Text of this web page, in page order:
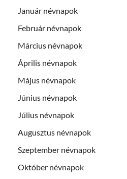
Január névnapok
Február névnapok
Március névnapok
Április névnapok
Május névnapok
Június névnapok
Július névnapok
Augusztus névnapok
Szeptember névnapok
Október névnapok